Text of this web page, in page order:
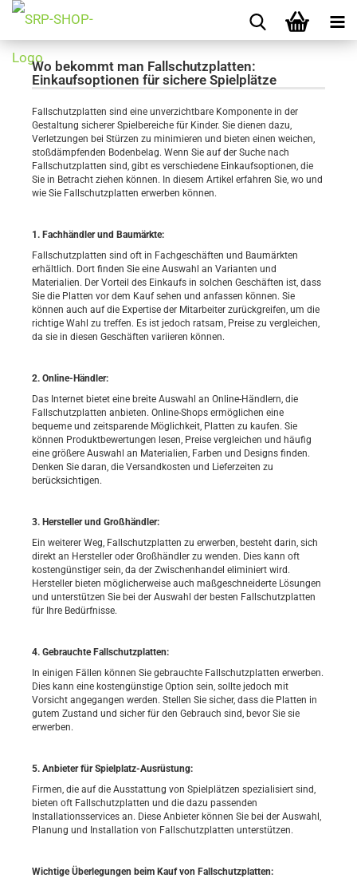
Wo bekommt man Fallschutzplatten:
Einkaufsoptionen für sichere Spielplätze
Fallschutzplatten sind eine unverzichtbare Komponente in der
Gestaltung sicherer Spielbereiche für Kinder. Sie dienen dazu,
Verletzungen bei Stürzen zu minimieren und bieten einen weichen,
stoßdämpfenden Bodenbelag. Wenn Sie auf der Suche nach
Fallschutzplatten sind, gibt es verschiedene Einkaufsoptionen, die
Sie in Betracht ziehen können. In diesem Artikel erfahren Sie, wo und
wie Sie Fallschutzplatten erwerben können.
1. Fachhändler und Baumärkte:
Fallschutzplatten sind oft in Fachgeschäften und Baumärkten
erhältlich. Dort finden Sie eine Auswahl an Varianten und
Materialien. Der Vorteil des Einkaufs in solchen Geschäften ist, dass
Sie die Platten vor dem Kauf sehen und anfassen können. Sie
können auch auf die Expertise der Mitarbeiter zurückgreifen, um die
richtige Wahl zu treffen. Es ist jedoch ratsam, Preise zu vergleichen,
da sie in diesen Geschäften variieren können.
2. Online-Händler:
Das Internet bietet eine breite Auswahl an Online-Händlern, die
Fallschutzplatten anbieten. Online-Shops ermöglichen eine
bequeme und zeitsparende Möglichkeit, Platten zu kaufen. Sie
können Produktbewertungen lesen, Preise vergleichen und häufig
eine größere Auswahl an Materialien, Farben und Designs finden.
Denken Sie daran, die Versandkosten und Lieferzeiten zu
berücksichtigen.
3. Hersteller und Großhändler:
Ein weiterer Weg, Fallschutzplatten zu erwerben, besteht darin, sich
direkt an Hersteller oder Großhändler zu wenden. Dies kann oft
kostengünstiger sein, da der Zwischenhandel eliminiert wird.
Hersteller bieten möglicherweise auch maßgeschneiderte Lösungen
und unterstützen Sie bei der Auswahl der besten Fallschutzplatten
für Ihre Bedürfnisse.
4. Gebrauchte Fallschutzplatten:
In einigen Fällen können Sie gebrauchte Fallschutzplatten erwerben.
Dies kann eine kostengünstige Option sein, sollte jedoch mit
Vorsicht angegangen werden. Stellen Sie sicher, dass die Platten in
gutem Zustand und sicher für den Gebrauch sind, bevor Sie sie
erwerben.
5. Anbieter für Spielplatz-Ausrüstung:
Firmen, die auf die Ausstattung von Spielplätzen spezialisiert sind,
bieten oft Fallschutzplatten und die dazu passenden
Installationsservices an. Diese Anbieter können Sie bei der Auswahl,
Planung und Installation von Fallschutzplatten unterstützen.
Wichtige Überlegungen beim Kauf von Fallschutzplatten: